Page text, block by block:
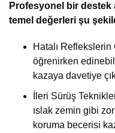
Profesyonel bir destek
temel değerleri şu
Hatalı Reflekslerin
öğrenirken
kazaya davetiye
İleri Sürüş
ıslak zemin gibi
koruma becerisi